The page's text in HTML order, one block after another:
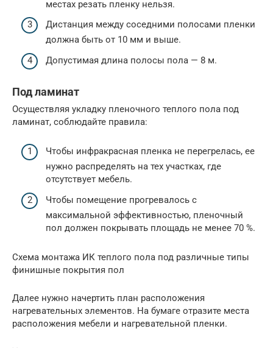
местах резать пленку нельзя.
Дистанция между соседними полосами пленки
должна быть от 10 мм и выше.
Допустимая длина полосы пола — 8 м.
Под ламинат
Осуществляя укладку пленочного теплого пола под
ламинат, соблюдайте правила:
Чтобы инфракрасная пленка не перегрелась, ее
нужно распределять на тех участках, где
отсутствует мебель.
Чтобы помещение прогревалось с
максимальной эффективностью, пленочный
пол должен покрывать площадь не менее 70 %.
Схема монтажа ИК теплого пола под различные типы
финишные покрытия пол
Далее нужно начертить план расположения
нагревательных элементов. На бумаге отразите места
расположения мебели и нагревательной пленки.